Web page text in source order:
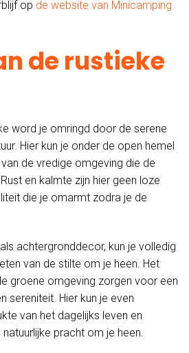
op de website van Minicamping
de rustieke
word je omringd door de serene
Hier kun je onder de open hemel
de vredige omgeving die de
en kalmte zijn hier geen loze
die je omarmt zodra je de
achtergronddecor, kun je volledig
van de stilte om je heen. Het
groene omgeving zorgen voor een
sereniteit. Hier kun je even
van het dagelijks leven en
pracht om je heen.